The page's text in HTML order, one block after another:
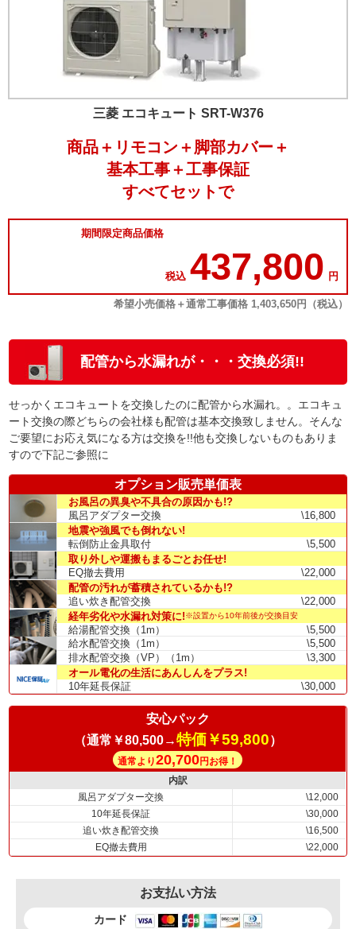
三菱 エコキュート SRT-W376
商品＋リモコン＋脚部カバー＋
基本工事＋工事保証
すべてセットで
期間限定商品価格
税込 437,800 円
希望小売価格＋通常工事価格 1,403,650円（税込）
配管から水漏れが・・・交換必須!!
せっかくエコキュートを交換したのに配管から水漏れ。。エコキュ
ート交換の際どちらの会社様も配管は基本交換致しません。そんな
ご要望にお応え気になる方は交換を!!他も交換しないものもありま
すので下記ご参照に
オプション販売単価表
お風呂の異臭や不具合の原因かも!?
風呂アダプター交換
\16,800
地震や強風でも倒れない!
転倒防止金具取付
\5,500
取り外しや運搬もまるごとお任せ!
EQ撤去費用
\22,000
配管の汚れが蓄積されているかも!?
追い炊き配管交換
\22,000
経年劣化や水漏れ対策に!※設置から10年前後が交換目安
給湯配管交換（1m）
\5,500
給水配管交換（1m）
\5,500
排水配管交換（VP）（1m）
\3,300
オール電化の生活にあんしんをプラス!
10年延長保証
\30,000
安心パック
（通常￥80,500→特価￥59,800）
通常より20,700円お得！
内訳
風呂アダプター交換
\12,000
10年延長保証
\30,000
追い炊き配管交換
\16,500
EQ撤去費用
\22,000
お支払い方法
カード